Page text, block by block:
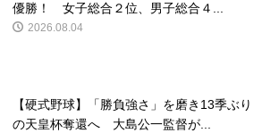
優勝！ 女子総合２位、男子総合４...
2026.08.04
【硬式野球】「勝負強さ」を磨き13季ぶり
の天皇杯奪還へ 大島公一監督が...